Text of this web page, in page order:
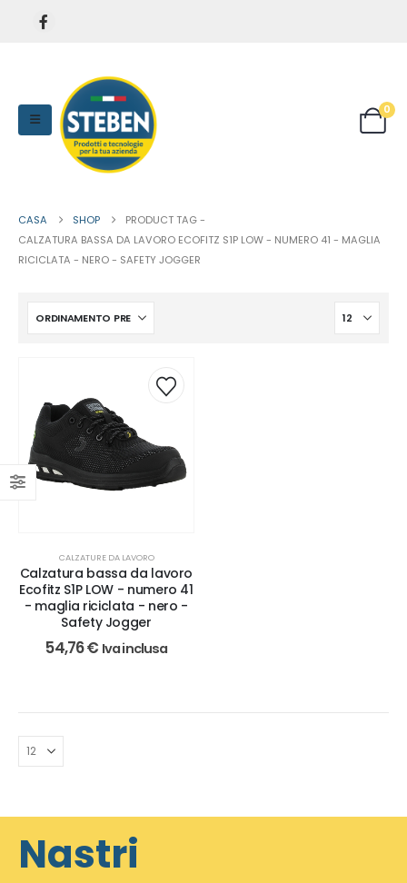
0
CASA SHOP
PRODUCT TAG -
CALZATURA BASSA DA LAVORO ECOFITZ S1P LOW - NUMERO 41 - MAGLIA
RICICLATA - NERO - SAFETY JOGGER
CALZATURE DA LAVORO
Calzatura bassa da lavoro
Ecofitz S1P LOW - numero 41
- maglia riciclata - nero -
Safety Jogger
54,76€ Iva inclusa
Nastri